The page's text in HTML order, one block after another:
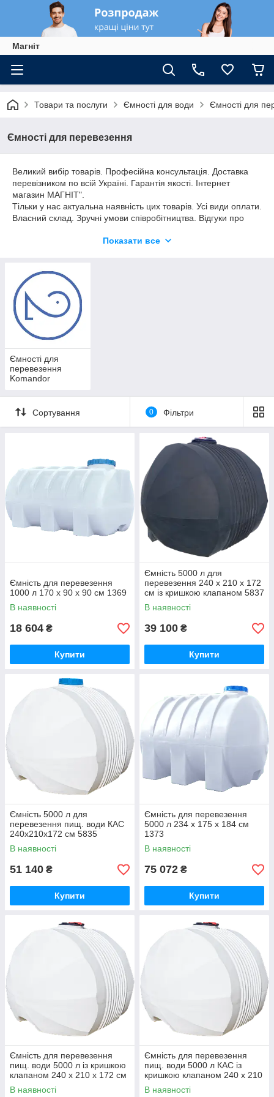
Магніт
Товари та послуги Ємності для води Ємності для
Ємності для перевезення
Великий вибір товарів. Професійна консультація. Доставка
перевізником по всій Україні. Гарантія якості. Інтернет
магазин МАГНІТ".
Тільки у нас актуальна наявність цих товарів. Усі види оплати.
Власний склад. Зручні умови співробітництва. Відгуки про
Показати все
Ємності для
перевезення
Komandor
Сортування 0 Фільтри
Ємність для перевезення
1000 л 170 х 90 х 90 см 1369
В наявності
18 604 ₴
Купити
Ємність 5000 л для
перевезення 240 x 210 х 172
см із кришкою клапаном 5837
В наявності
39 100 ₴
Купити
Ємність 5000 л для
перевезення пищ. води КАС
240x210х172 см 5835
В наявності
51 140 ₴
Купити
Ємність для перевезення
5000 л 234 x 175 x 184 см
1373
В наявності
75 072 ₴
Купити
Ємність для перевезення
пищ. води 5000 л із кришкою
клапаном 240 x 210 х 172 см
5839
В наявності
Ємність для перевезення
пищ. води 5000 л КАС із
кришкою клапаном 240 x 210
х 172 см 5840
В наявності